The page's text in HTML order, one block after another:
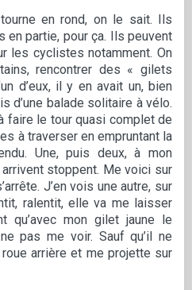
en rond, on le sait. Ils
en partie, pour ça. Ils peuvent
les cyclistes notamment. On
rencontrer des « gilets
d’eux, il y en avait un, bien
d’une balade solitaire à vélo.
faire le tour quasi complet de
à traverser en empruntant la
Une, puis deux, à mon
stoppent. Me voici sur
J’en vois une autre, sur
ralentit, elle va me laisser
qu’avec mon gilet jaune le
pas me voir. Sauf qu’il ne
arrière et me projette sur